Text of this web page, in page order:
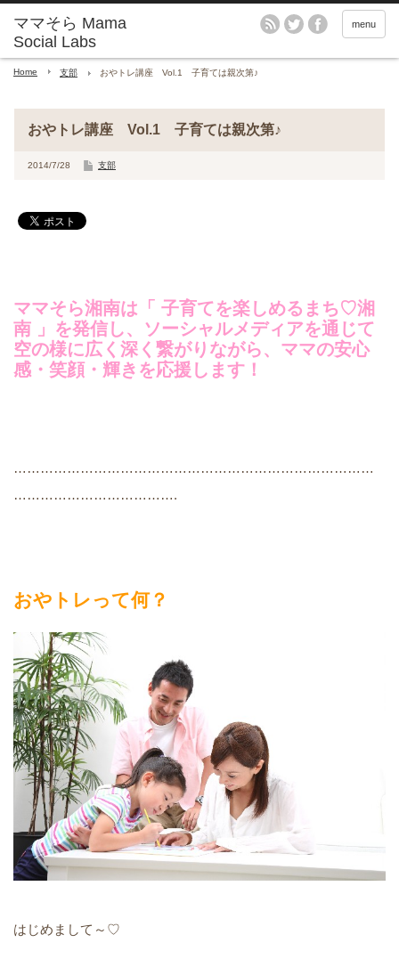
menu
Home 支部 おやトレ講座 Vol.1 子育ては親次第♪
おやトレ講座 Vol.1 子育ては親次第♪
2014/7/28 支部
ママそら湘南は「 子育てを楽しめるまち♡湘
南 」を発信し、ソーシャルメディアを通じて
空の様に広く深く繋がりながら、ママの安心
感・笑顔・輝きを応援します！
………………………………………………………………………
……………………………….
おやトレって何？
はじめまして～♡